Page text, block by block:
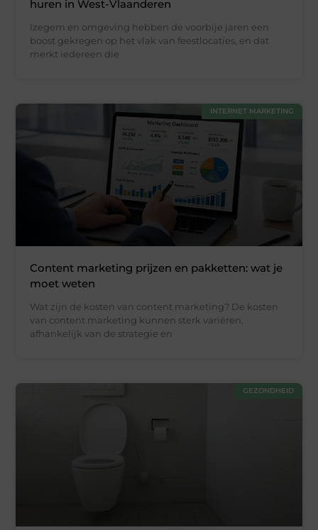
huren in West-Vlaanderen
Izegem en omgeving hebben de voorbije jaren een
boost gekregen op het vlak van feestlocaties, en dat
merkt iedereen die
INTERNET MARKETING
Content marketing prijzen en pakketten: wat je
moet weten
Wat zijn de kosten van content marketing? De kosten
van content marketing kunnen sterk variëren,
afhankelijk van de strategie en
GEZONDHEID